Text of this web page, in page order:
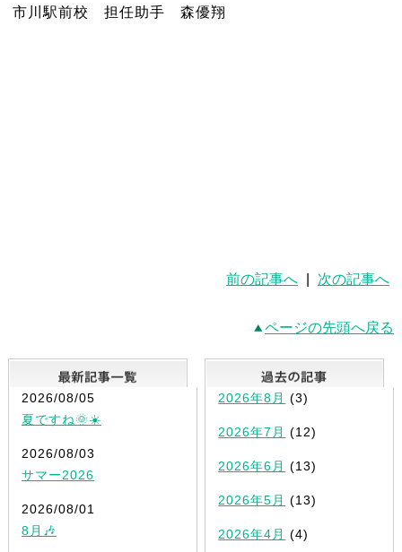
市川駅前校 担任助手 森優翔
前の記事へ 次の記事へ
ページの先頭へ戻る
最新記事一覧
2026/08/05
夏ですね🌞☀️
2026/08/03
サマー2026
2026/08/01
8月🎶
2026年8月 (3)
2026年7月 (12)
2026年6月 (13)
2026年5月 (13)
2026年4月 (4)